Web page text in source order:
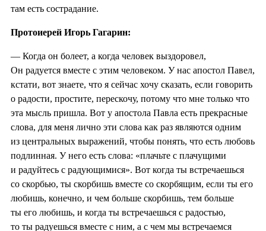
там есть сострадание.
Протоиерей Игорь Гагарин:
— Когда он болеет, а когда человек выздоровел,
Он радуется вместе с этим человеком. У нас апостол Павел,
кстати, вот знаете, что я сейчас хочу сказать, если говорить
о радости, простите, перескочу, потому что мне только что
эта мысль пришла. Вот у апостола Павла есть прекрасные
слова, для меня лично эти слова как раз являются одним
из центральных выражений, чтобы понять, что есть любовь
подлинная. У него есть слова: «плачьте с плачущими
и радуйтесь с радующимися». Вот когда ты встречаешься
со скорбью, ты скорбишь вместе со скорбящим, если ты его
любишь, конечно, и чем больше скорбишь, тем больше
ты его любишь, и когда ты встречаешься с радостью,
то ты радуешься вместе с ним, а с чем мы встречаемся